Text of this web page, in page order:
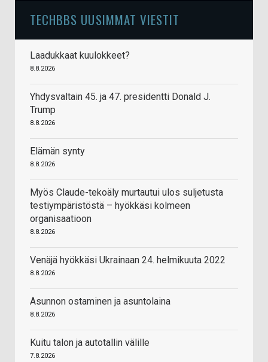
TECHBBS UUSIMMAT VIESTIT
Laadukkaat kuulokkeet?
8.8.2026
Yhdysvaltain 45. ja 47. presidentti Donald J.
Trump
8.8.2026
Elämän synty
8.8.2026
Myös Claude-tekoäly murtautui ulos suljetusta
testiympäristöstä – hyökkäsi kolmeen
organisaatioon
8.8.2026
Venäjä hyökkäsi Ukrainaan 24. helmikuuta 2022
8.8.2026
Asunnon ostaminen ja asuntolaina
8.8.2026
Kuitu talon ja autotallin välille
7.8.2026